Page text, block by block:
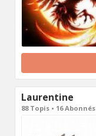
Laurentine
88 Topis • 16 Abonnés